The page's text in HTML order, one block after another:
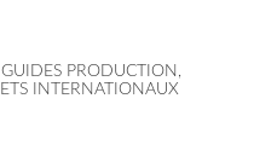
GUIDES PRODUCTION ,
INTERNATIONAUX